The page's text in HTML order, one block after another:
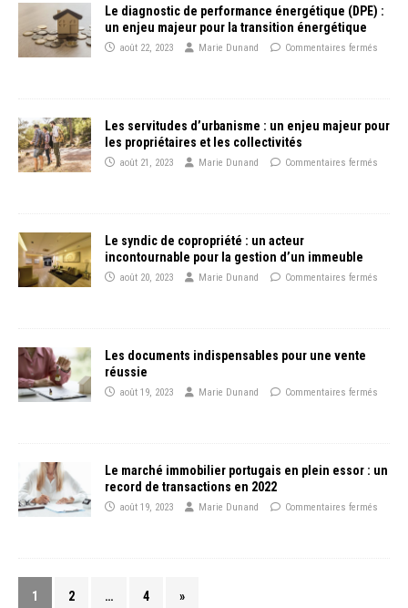
Le diagnostic de performance énergétique (DPE) :
un enjeu majeur pour la transition énergétique
août 22, 2023 Marie Dunand Commentaires fermés
Les servitudes d’urbanisme : un enjeu majeur pour
les propriétaires et les collectivités
août 21, 2023 Marie Dunand Commentaires fermés
Le syndic de copropriété : un acteur
incontournable pour la gestion d’un immeuble
août 20, 2023 Marie Dunand Commentaires fermés
Les documents indispensables pour une vente
réussie
août 19, 2023 Marie Dunand Commentaires fermés
Le marché immobilier portugais en plein essor : un
record de transactions en 2022
août 19, 2023 Marie Dunand Commentaires fermés
1 2 … 4 »